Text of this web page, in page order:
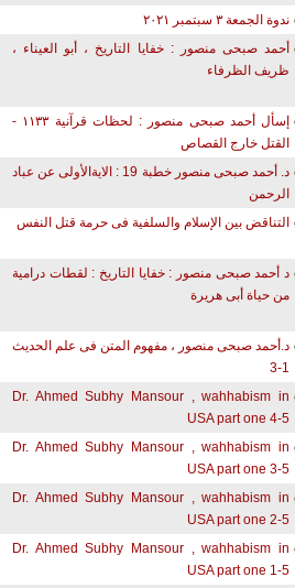
ندوة الجمعة ٣ سبتمبر ٢٠٢١
أحمد صبحى منصور : خفايا التاريخ ، أبو العيناء ،
ظريف الظرفاء
إسأل أحمد صبحى منصور : لحظات قرآنية ١١٣٣ -
القتل خارج القصاص
د. أحمد صبحى منصور خطبة 19 : الايةالأولى عن عباد
الرحمن
التناقض بين الإسلام والسلفية فى حرمة قتل النفس
د أحمد صبحى منصور : خفايا التاريخ : لقطات درامية
من حياة أبى هريرة
د.أحمد صبحى منصور ، مفهوم المتن فى علم الحديث
1-3
Dr. Ahmed Subhy Mansour , wahhabism in
USA part one 4-5
Dr. Ahmed Subhy Mansour , wahhabism in
USA part one 3-5
Dr. Ahmed Subhy Mansour , wahhabism in
USA part one 2-5
Dr. Ahmed Subhy Mansour , wahhabism in
USA part one 1-5